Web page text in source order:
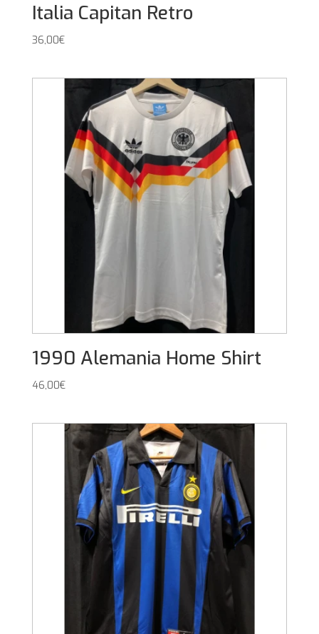
Italia Capitan Retro
36,00€
1990 Alemania Home Shirt
46,00€